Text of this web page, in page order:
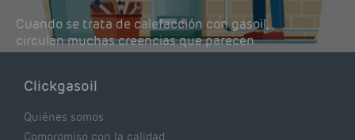
Cuando se trata de calefacción con gasoil,
circulan muchas creencias que parecen
lógicas pero que, en realidad, pueden estar
de tu caldera. Pocas se contrastan con lo que
Clickgasoil
Quiénes somos
Compromiso con la calidad